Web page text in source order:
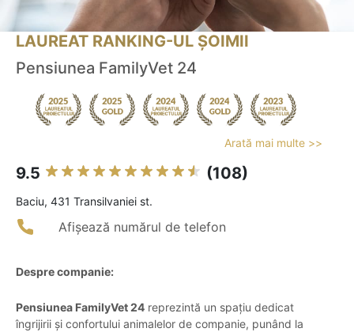
LAUREAT RANKING-UL ȘOIMII
Pensiunea FamilyVet 24
Arată mai multe >>
9.5 (108)
Baciu, 431 Transilvaniei st.
Afișează numărul de telefon
Despre companie:
Pensiunea FamilyVet 24 reprezintă un spațiu dedicat
îngrijirii și confortului animalelor de companie, punând la